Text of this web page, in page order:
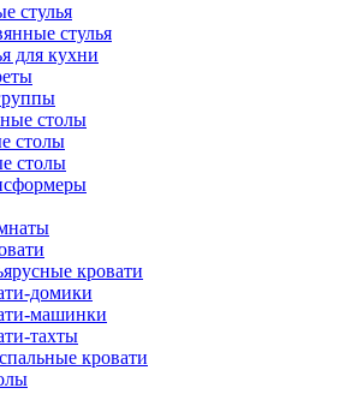
стулья
стулья
для кухни
столы
столы
столы
кровати
домики
машинки
тахты
кровати